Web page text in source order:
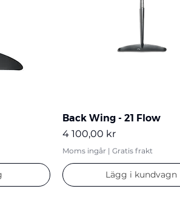
Back Wing - 21 Flow
Pris
4 100,00 kr
Moms ingår | Gratis frakt
Lägg i kundvagn